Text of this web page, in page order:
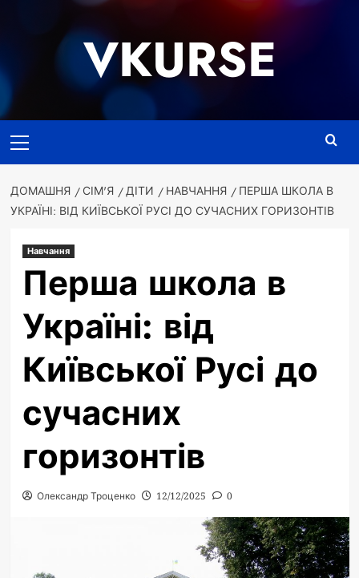
VKURSE
меню
ДОМАШНЯ СІМ'Я ДІТИ НАВЧАННЯ
ПЕРША ШКОЛА В
УКРАЇНІ: ВІД КИЇВСЬКОЇ РУСІ ДО СУЧАСНИХ ГОРИЗОНТІВ
Навчання
Перша школа в
Україні: від
Київської Русі до
сучасних
горизонтів
Олександр Троценко 12/12/2025 0